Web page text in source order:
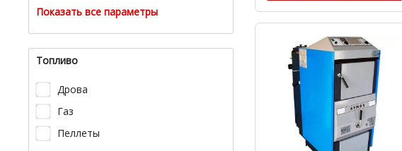
Показать все параметры
Топливо
Дрова
Газ
Пеллеты